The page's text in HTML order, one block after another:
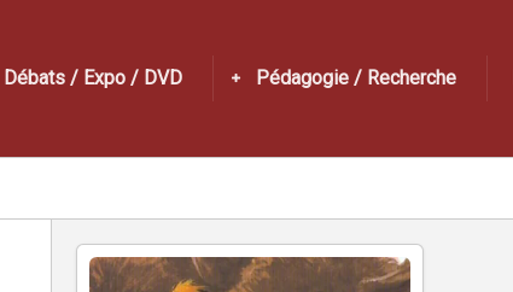
Débats / Expo / DVD Pédagogie / Recherche